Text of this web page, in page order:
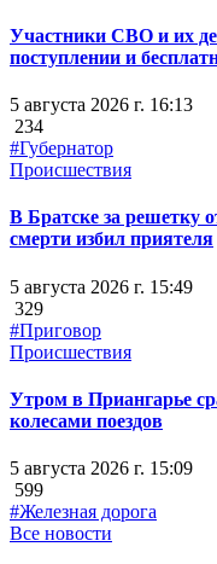
Участники СВО и их
поступлении и
5 августа 2026 г. 16:13
234
#Губернатор
Происшествия
В Братске за решетку
смерти избил приятеля
5 августа 2026 г. 15:49
329
#Приговор
Происшествия
Утром в Приангарье
колесами поездов
5 августа 2026 г. 15:09
599
#Железная дорога
Все новости